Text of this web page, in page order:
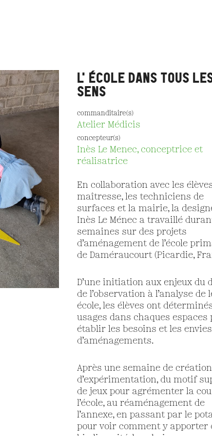
L'ÉCOLE DANS TOUS
SENS
commanditaire(s)
Atelier Médicis
concepteur(s)
Inès Le Menec, conceptrice et
réalisatrice
En collaboration avec les
maîtresse, les techniciens de
surfaces et la mairie, la
Inès Le Ménec a travaillé
semaines sur des projets
d’aménagement de l’école
de Daméraucourt (Picardie,
D’une initiation aux enjeux du
de l’observation à l’analyse de
école, les élèves ont
usages dans chaques espaces
établir les besoins et les envies
d’aménagements.
Après une semaine de
d’expérimentation, du motif
de jeux pour agrémenter la
l’école, au réaménagement de
l’annexe, en passant par le
pour voir comment y apporter